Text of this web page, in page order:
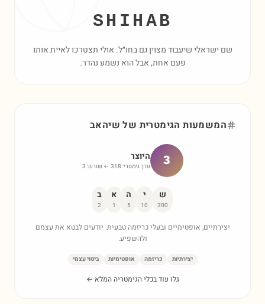
SHIHAB
שם ישראלי שיעבוד מצוין גם בחו״ל. אולי תצטרכו לאיית אותו
פעם אחת, אבל הוא נשמע נהדר.
המשמעות הגימטרית של שיהאב
3 היוצר
ערך גימטרי: 318 ← שורש: 3
ש
300
י
10
ה
5
א
1
ב
2
יצירתיים, אופטימיים ובעלי כריזמה טבעית. יודעים לבטא את עצמם
ולהשפיע.
יצירתיות כריזמה אופטימיות ביטוי עצמי
גלו עוד בכלי הגימטריה המלא ←